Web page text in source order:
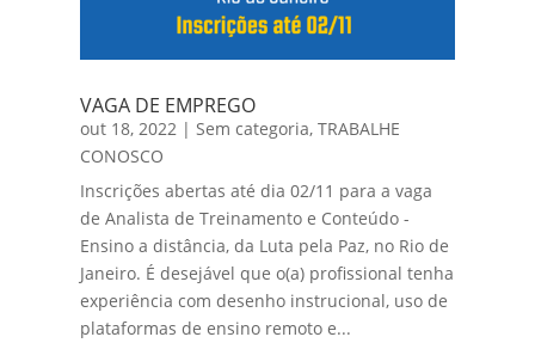
VAGA DE EMPREGO
out 18, 2022 |Sem categoria,TRABALHE
CONOSCO
Inscrições abertas até dia 02/11 para a vaga
de Analista de Treinamento e Conteúdo -
Ensino a distância, da Luta pela Paz, no Rio de
Janeiro. É desejável que o(a) profissional tenha
experiência com desenho instrucional, uso de
plataformas de ensino remoto e...